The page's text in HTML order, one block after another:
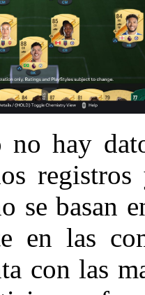
no hay
se basan
en las
con las